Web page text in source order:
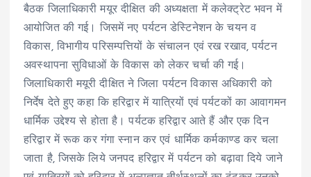
बैठक जिलाधिकारी मयूर दीक्षित की अध्यक्षता में कलेक्ट्रेट भवन में
आयोजित की गई। जिसमें नए पर्यटन डेस्टिनेशन के चयन व
विकास, विभागीय परिसम्पत्तियों के संचालन एवं रख रखाव, पर्यटन
अवस्थापना सुविधाओं के विकास को लेकर चर्चा की गई।
जिलाधिकारी मयूरी दीक्षित ने जिला पर्यटन विकास अधिकारी को
निर्देष देते हुए कहा कि हरिद्वार में यात्रियों एवं पर्यटकों का आवागमन
धार्मिक उद्देश्य से होता है। पर्यटक हरिद्वार आते हैं और एक दिन
हरिद्वार में रूक कर गंगा स्नान कर एवं धार्मिक कर्मकाण्ड कर चला
जाता है, जिसके लिये जनपद हरिद्वार में पर्यटन को बढ़ावा दिये जाने